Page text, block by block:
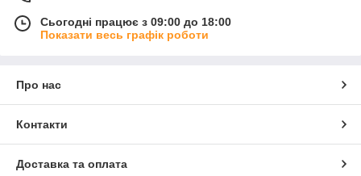
Сьогодні працює з 09:00 до 18:00
Показати весь графік роботи
Про нас
Контакти
Доставка та оплата